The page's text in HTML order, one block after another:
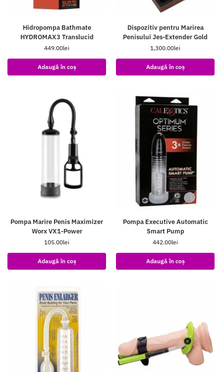
Hidropompa Bathmate
HYDROMAX3 Translucid
449.00lei
Adaugă în coș
Dispozitiv pentru Marirea
Penisului Jes-Extender Gold
1,300.00lei
Adaugă în coș
Pompa Marire Penis Maximizer
Worx VX1-Power
105.00lei
Adaugă în coș
Pompa Executive Automatic
Smart Pump
442.00lei
Adaugă în coș